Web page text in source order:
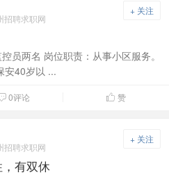
+ 关注
招聘求职网
员两名 岗位职责：从事小区服务。
安40岁以 ...
0评论  赞
+ 关注
招聘求职网
有双休